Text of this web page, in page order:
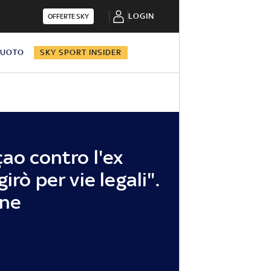
OFFERTE SKY LOGIN
SKY SPORT INSIDER
contro l'ex
per vie legali".